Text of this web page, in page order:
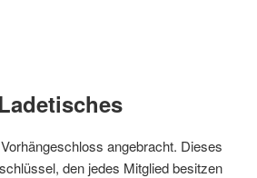
angebracht. Dieses
den jedes Mitglied besitzen